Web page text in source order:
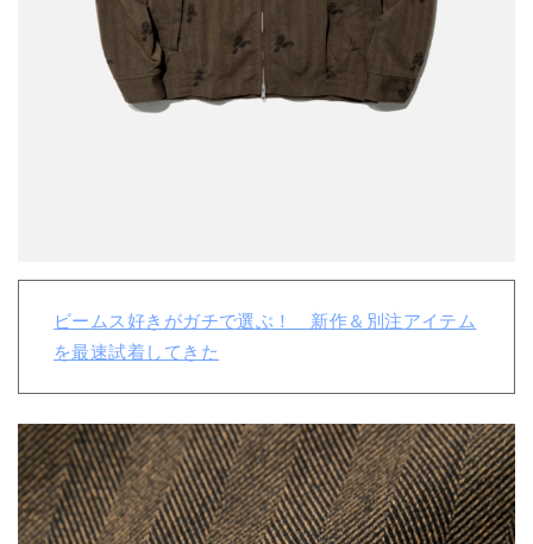
ビームス好きがガチで選ぶ！ 新作＆別注アイテム
を最速試着してきた